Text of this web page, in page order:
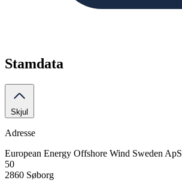
Stamdata
Skjul
Adresse
European Energy Offshore Wind Sweden ApS
50
2860 Søborg